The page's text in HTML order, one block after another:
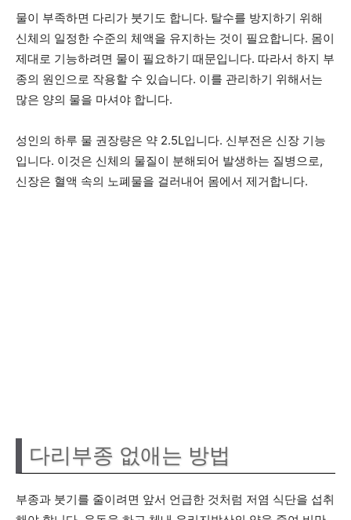
물이 부족하면 다리가 붓기도 합니다. 탈수를 방지하기 위해
신체의 일정한 수준의 체액을 유지하는 것이 필요합니다. 몸이
제대로 기능하려면 물이 필요하기 때문입니다. 따라서 하지 부
종의 원인으로 작용할 수 있습니다. 이를 관리하기 위해서는
많은 양의 물을 마셔야 합니다.
성인의 하루 물 권장량은 약 2.5L입니다. 신부전은 신장 기능
입니다. 이것은 신체의 물질이 분해되어 발생하는 질병으로,
신장은 혈액 속의 노폐물을 걸러내어 몸에서 제거합니다.
다리부종 없애는 방법
부종과 붓기를 줄이려면 앞서 언급한 것처럼 저염 식단을 섭취